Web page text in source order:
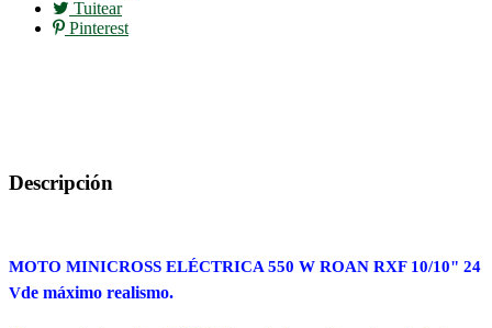
Tuitear
Pinterest
Descripción
MOTO MINICROSS ELÉCTRICA 550 W ROAN RXF 10/10" 24
Vde máximo realismo.